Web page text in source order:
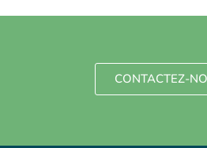
CONTACTEZ-